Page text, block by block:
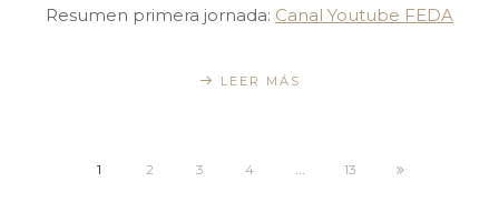
Resumen primera jornada: Canal Youtube FEDA
LEER MÁS
1 2 3 4 ... 13